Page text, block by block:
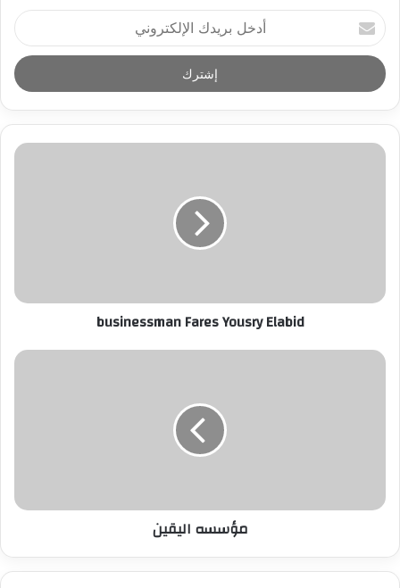
أ
د
خ
ل
ر
د
ر
ي
businessman Fares Yousry Elabid
مؤسسه اليقين